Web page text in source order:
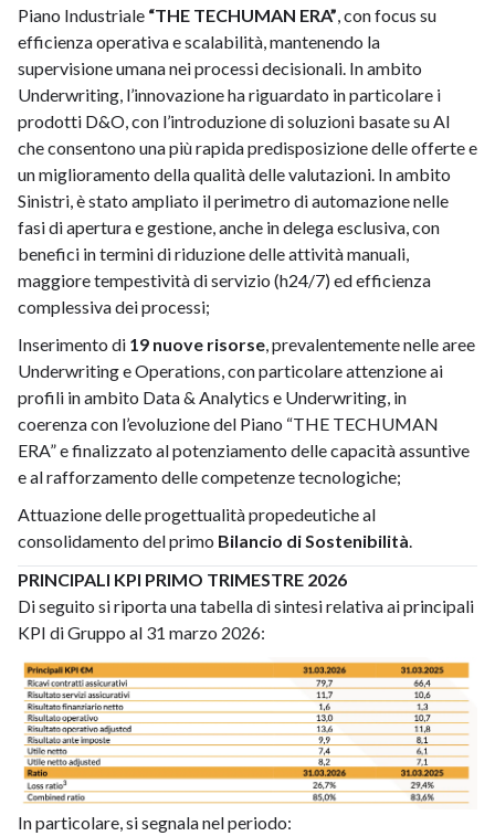
Piano Industriale “THE TECHUMAN ERA”, con focus su
efficienza operativa e scalabilità, mantenendo la
supervisione umana nei processi decisionali. In ambito
Underwriting, l’innovazione ha riguardato in particolare i
prodotti D&O, con l’introduzione di soluzioni basate su AI
che consentono una più rapida predisposizione delle offerte e
un miglioramento della qualità delle valutazioni. In ambito
Sinistri, è stato ampliato il perimetro di automazione nelle
fasi di apertura e gestione, anche in delega esclusiva, con
benefici in termini di riduzione delle attività manuali,
maggiore tempestività di servizio (h24/7) ed efficienza
complessiva dei processi;
Inserimento di 19 nuove risorse, prevalentemente nelle aree
Underwriting e Operations, con particolare attenzione ai
profili in ambito Data & Analytics e Underwriting, in
coerenza con l’evoluzione del Piano “THE TECHUMAN
ERA” e finalizzato al potenziamento delle capacità assuntive
e al rafforzamento delle competenze tecnologiche;
Attuazione delle progettualità propedeutiche al
consolidamento del primo Bilancio di Sostenibilità.
PRINCIPALI KPI PRIMO TRIMESTRE 2026
Di seguito si riporta una tabella di sintesi relativa ai principali
KPI di Gruppo al 31 marzo 2026:
In particolare, si segnala nel periodo: